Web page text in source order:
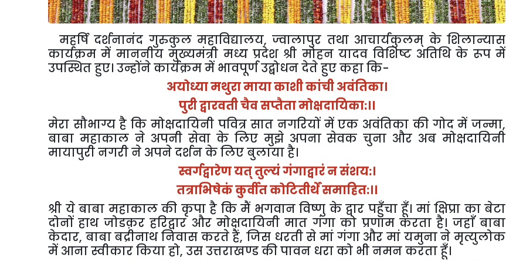
महर्षि दर्शनानंद गुरुकुल महाविद्यालय,ज्वालापुर तथा आचार्यकुलम् के शिलान्यास
कार्यक्रम में माननीय मुख्यमंत्री मध्य प्रदेश श्री मोहन यादव विशिष्ट अतिथि के रूप में
उपस्थितहुए। उन्होंनेकार्यक्रममें भावपूर्णउद्बोधनदेतेहुएकहाकि-
अयोध्यामथुरामायाकाशीकांचीअवंतिका।
पुरीद्वारवतीचैवसप्तैतामोक्षदायिका:।।
मेरा सौभाग्य है कि मोक्षदायिनी पवित्र सात नगरियों में एक अवंतिका की गोद में जन्मा,
बाबा महाकाल ने अपनी सेवा के लिए मुझे अपना सेवक चुना और अब मोक्षदायिनी
मायापुरीनगरीने अपनेदर्शनकेलिएबुलायाहै।
स्वर्गद्वारेणयत्तुल्यंगंगाद्वारंनसंशय:।
तत्राभिषेकंकुर्वीतकोटितीर्थेंसमाहित:।।
श्री ये बाबा महाकाल की कृपा है कि मैं भगवान विष्णु के द्वार पहुँचा हूँ। मां क्षिप्रा का बेटा
दोनों हाथ जोडक़र हरिद्वार और मोक्षदायिनी मात गंगा को प्रणाम करता है। जहाँ बाबा
केदार, बाबा बद्रीनाथ निवास करते हैं,जिस धरती से मां गंगा और मां यमुना ने मृत्युलोक
में आनास्वीकारकियाहो, उसउत्तराखण्डकीपावन धराको भीनमनकरताहूँ।